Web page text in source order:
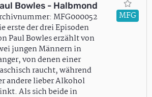
Bowles - Halbmond
MFG000052
erste der drei Episoden
Paul Bowles erzählt von
jungen Männern in
von denen einer
raucht, während
andere lieber Alkohol
Als sich beide in
MFG